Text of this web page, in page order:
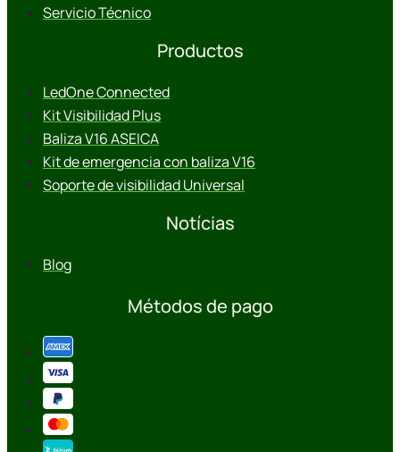
Servicio Técnico
Productos
LedOne Connected
Kit Visibilidad Plus
Baliza V16 ASEICA
Kit de emergencia con baliza V16
Soporte de visibilidad Universal
Notícias
Blog
Métodos de pago